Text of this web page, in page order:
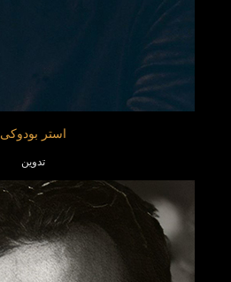
استر بودوکی
تدوین